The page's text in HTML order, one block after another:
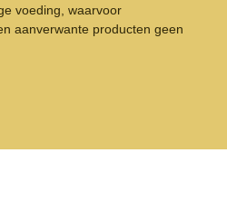
voeding, waarvoor
aanverwante producten geen